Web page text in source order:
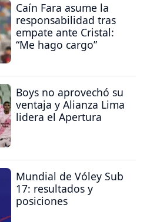
Caín Fara asume la
responsabilidad tras
empate ante Cristal:
“Me hago cargo”
Boys no aprovechó su
ventaja y Alianza Lima
lidera el Apertura
Mundial de Vóley Sub
17: resultados y
posiciones